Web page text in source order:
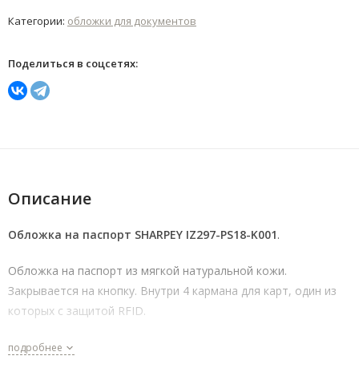
Категории: обложки для документов
Поделиться в соцсетях:
Описание
Обложка на паспорт SHARPEY IZ297-PS18-K001.
Обложка на паспорт из мягкой натуральной кожи.
Закрывается на кнопку. Внутри 4 кармана для карт, один из
которых с защитой RFID.
подробнее